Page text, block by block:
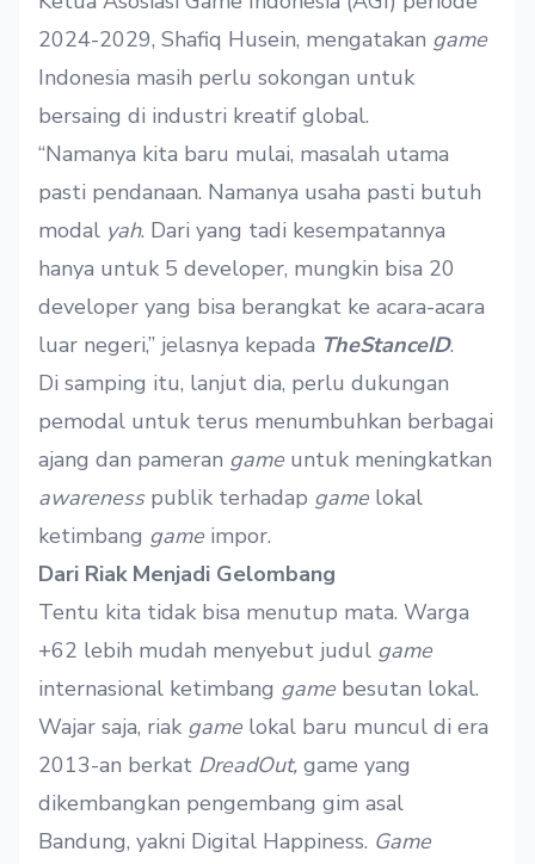
2024-2029, Shafiq Husein, mengatakan game
Indonesia masih perlu sokongan untuk
bersaing di industri kreatif global.
“Namanya kita baru mulai, masalah utama
pasti pendanaan. Namanya usaha pasti butuh
modal yah. Dari yang tadi kesempatannya
hanya untuk 5 developer, mungkin bisa 20
developer yang bisa berangkat ke acara-acara
luar negeri,” jelasnya kepada TheStanceID.
Di samping itu, lanjut dia, perlu dukungan
pemodal untuk terus menumbuhkan berbagai
ajang dan pameran game untuk meningkatkan
awareness publik terhadap game lokal
ketimbang game impor.
Dari Riak Menjadi Gelombang
Tentu kita tidak bisa menutup mata. Warga
+62 lebih mudah menyebut judul game
internasional ketimbang game besutan lokal.
Wajar saja, riak game lokal baru muncul di era
2013-an berkat DreadOut, game yang
dikembangkan pengembang gim asal
Bandung, yakni Digital Happiness. Game